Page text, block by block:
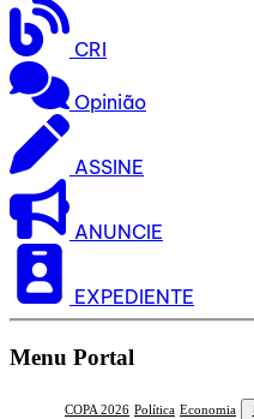
CRI
Opinião
ASSINE
ANUNCIE
EXPEDIENTE
Menu Portal
COPA 2026 Política Economia